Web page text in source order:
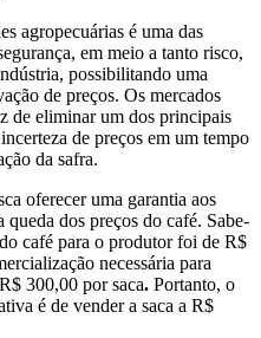
agropecuárias é uma das
em meio a tanto risco,
possibilitando uma
de preços. Os mercados
de eliminar um dos principais
de preços em um tempo
da safra.
oferecer uma garantia aos
queda dos preços do café. Sabe-
café para o produtor foi de R$
necessária para
300,00 por saca. Portanto, o
é de vender a saca a R$